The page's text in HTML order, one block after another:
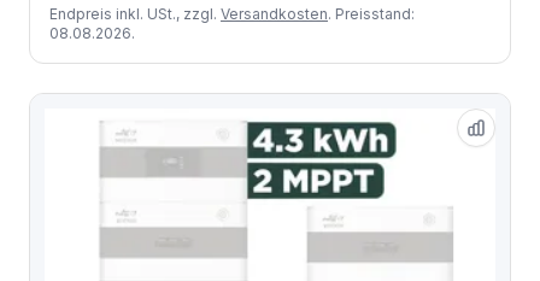
Endpreis inkl. USt., zzgl. Versandkosten. Preisstand:
08.08.2026.